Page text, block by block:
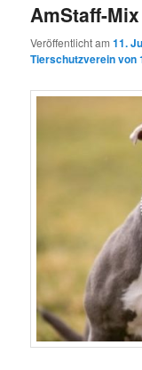
AmStaff-
Veröffentlicht am11.
Tierschutzverein von